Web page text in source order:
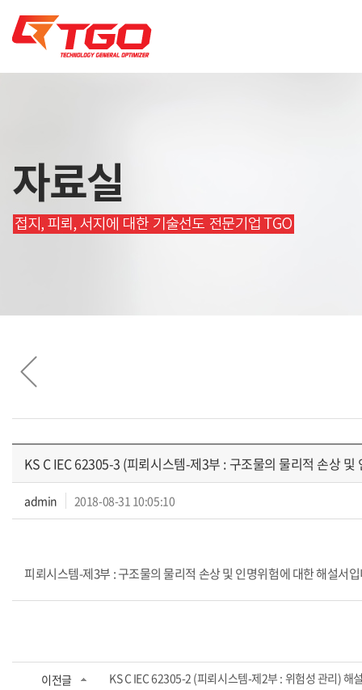
KS C IEC 62305-3 (피뢰시스템-제3부 : 구조물의 물리적 손상 및
admin 2018-08-31 10:05:10
피뢰시스템-제3부 : 구조물의 물리적 손상 및 인명위험에 대한 해설서
이전글 KS C IEC 62305-2 (피뢰시스템-제2부 : 위험성 관리) 해